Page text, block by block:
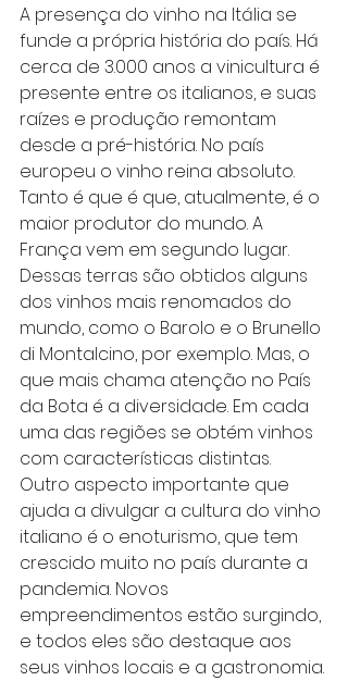
A presença do vinho na Itália se
funde a própria história do país. Há
cerca de 3.000 anos a vinicultura é
presente entre os italianos, e suas
raízes e produção remontam
desde a pré-história. No país
europeu o vinho reina absoluto.
Tanto é que é que, atualmente, é o
maior produtor do mundo. A
França vem em segundo lugar.
Dessas terras são obtidos alguns
dos vinhos mais renomados do
mundo, como o Barolo e o Brunello
di Montalcino, por exemplo. Mas, o
que mais chama atenção no País
da Bota é a diversidade. Em cada
uma das regiões se obtém vinhos
com características distintas.
Outro aspecto importante que
ajuda a divulgar a cultura do vinho
italiano é o enoturismo, que tem
crescido muito no país durante a
pandemia. Novos
empreendimentos estão surgindo,
e todos eles são destaque aos
seus vinhos locais e a gastronomia.